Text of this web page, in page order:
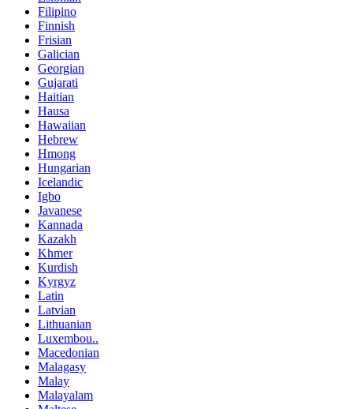
Filipino
Finnish
Frisian
Galician
Georgian
Gujarati
Haitian
Hausa
Hawaiian
Hebrew
Hmong
Hungarian
Icelandic
Igbo
Javanese
Kannada
Kazakh
Khmer
Kurdish
Kyrgyz
Latin
Latvian
Lithuanian
Luxembou..
Macedonian
Malagasy
Malay
Malayalam